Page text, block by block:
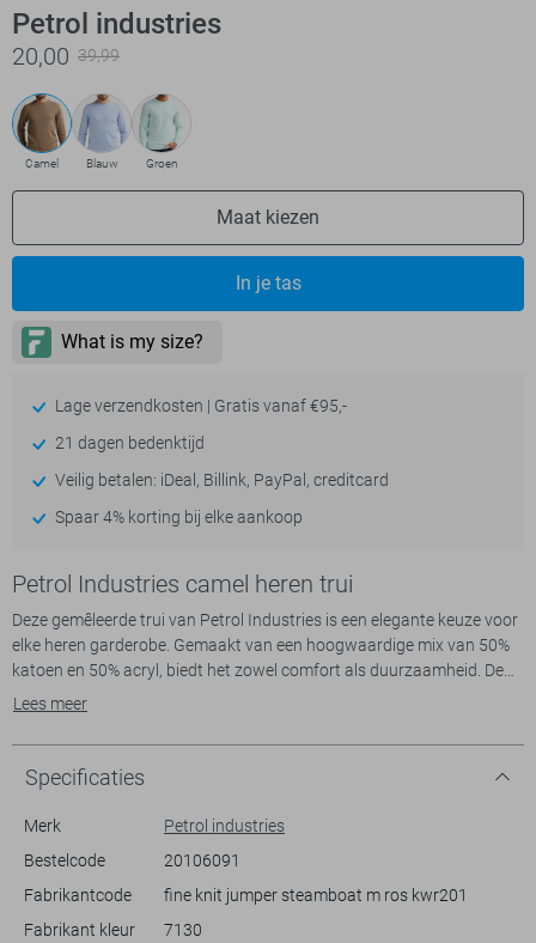
Petrol industries
20,00 39,99
Camel Blauw Groen
Maat kiezen
In je tas
Lage verzendkosten | Gratis vanaf €95,-
21 dagen bedenktijd
Veilig betalen: iDeal, Billink, PayPal, creditcard
Spaar 4% korting bij elke aankoop
Petrol Industries camel heren trui
Deze gemêleerde trui van Petrol Industries is een elegante keuze voor
elke heren garderobe. Gemaakt van een hoogwaardige mix van 50%
katoen en 50% acryl, biedt het zowel comfort als duurzaamheid. De
regular fit en de normale lengte zorgen voor een klassieke uitstraling
een subtiele, moderne twist aan het geheel, terwijl de gedetailleerde
afwerking bij de boorden een verfijnde touch toevoegt aan de
algehele look.
Dankzij het veelzijdige ontwerp en de neutrale kleurstelling is deze
dag op kantoor doorbrengt of een informele bijeenkomst hebt, deze
trui is ideaal te combineren met zowel jeans als een nette broek. De
lange mouwen maken het een geschikte keuze voor alle seizoenen,
Lees meer
Specificaties
Merk
Petrol industries
Bestelcode
20106091
Fabrikantcode
fine knit jumper steamboat m ros kwr201
Fabrikant kleur
7130